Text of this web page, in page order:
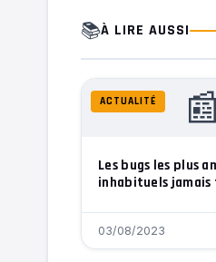
📚À LIRE AUSSI
📰
ACTUALITÉ
Les bugs les plus
inhabituels jamais
03/08/2023